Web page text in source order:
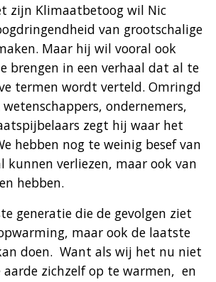
zijn Klimaatbetoog wil Nic
van grootschalige
Maar hij wil vooral ook
brengen in een verhaal dat al te
termen wordt verteld. Omringd
ondernemers,
zegt hij waar het
hebben nog te weinig besef van
kunnen verliezen, maar ook van
hebben.
generatie die de gevolgen ziet
maar ook de laatste
doen. Want als wij het nu niet
zichzelf op te warmen, en